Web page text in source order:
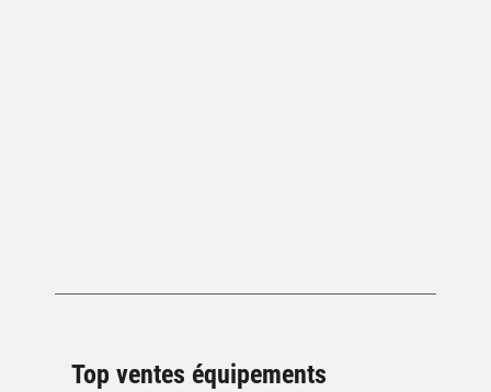
Top ventes équipements